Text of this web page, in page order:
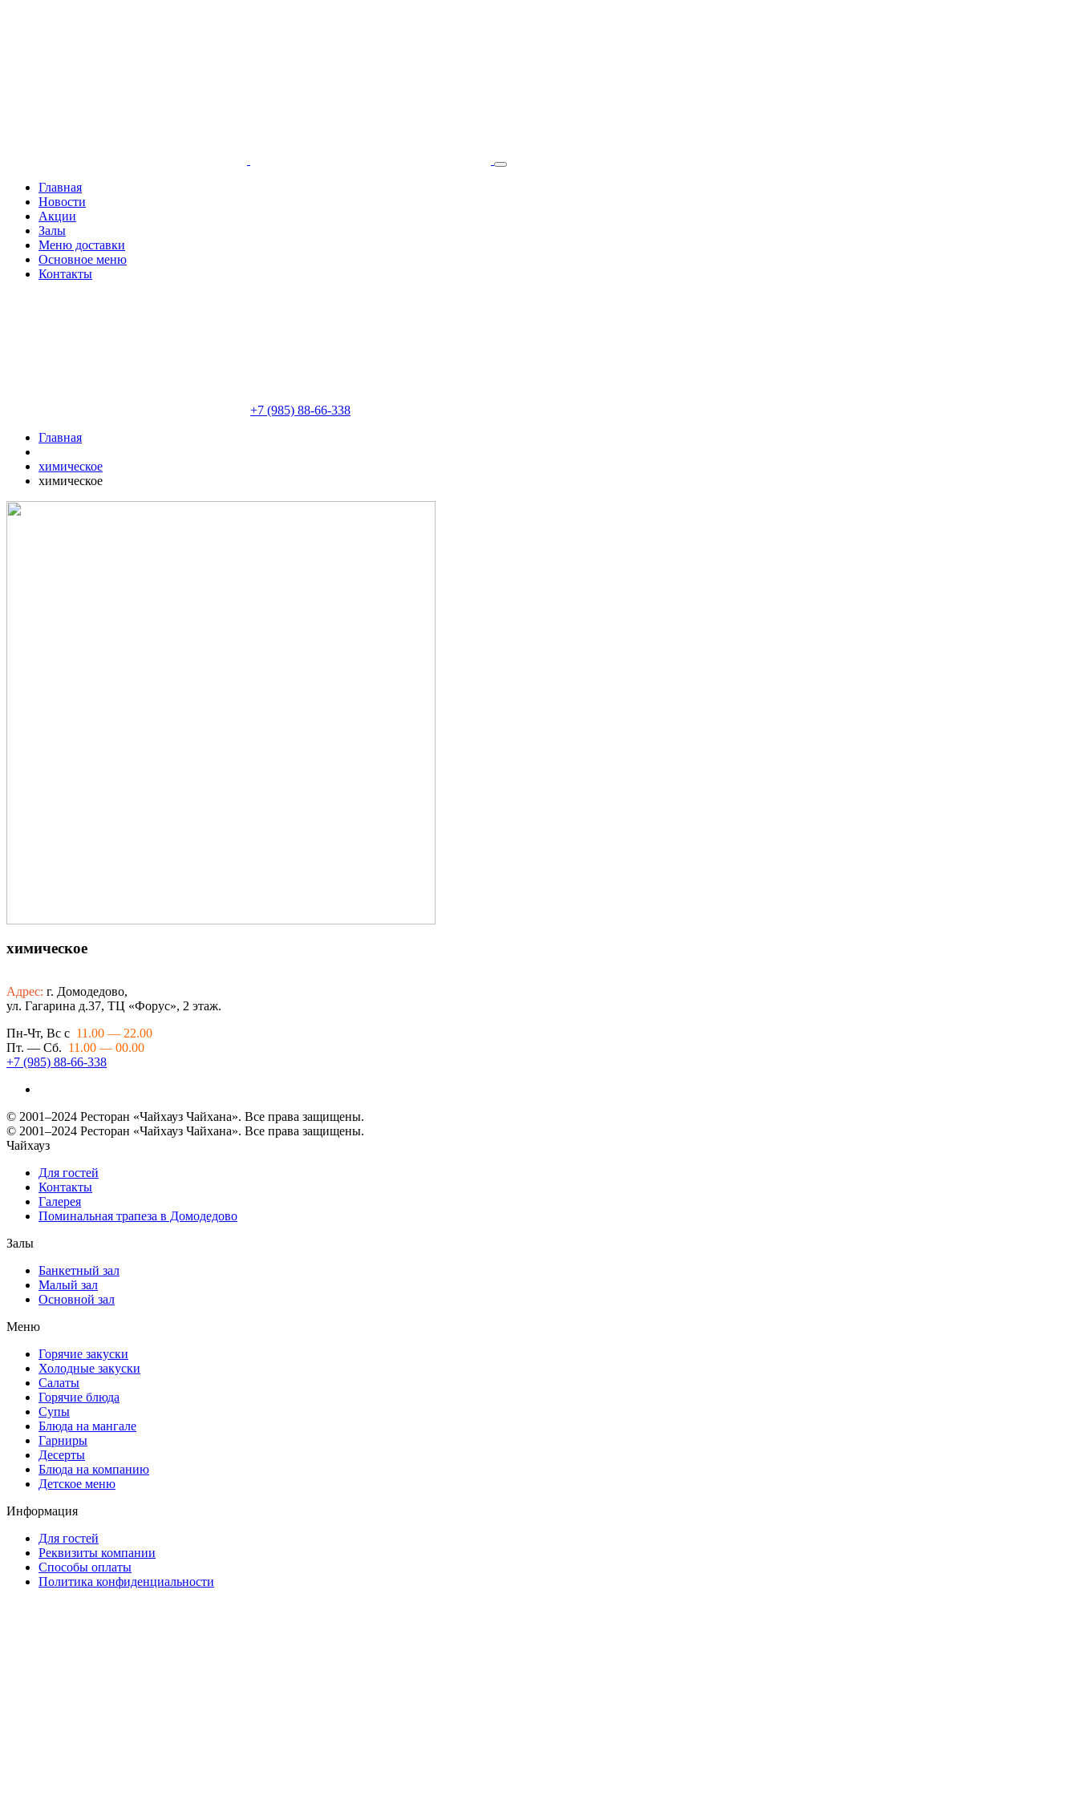
Главная
Новости
Акции
Залы
Меню доставки
Основное меню
Контакты
+7 (985) 88-66-338
Главная
химическое
химическое
химическое
Адрес: г. Домодедово,
ул. Гагарина д.37, ТЦ «Форус», 2 этаж.
Пн-Чт, Вс с 11.00 — 22.00
Пт. — Сб. 11.00 — 00.00
+7 (985) 88-66-338
© 2001–2024 Ресторан «Чайхауз Чайхана». Все права защищены.
© 2001–2024 Ресторан «Чайхауз Чайхана». Все права защищены.
Чайхауз
Для гостей
Контакты
Галерея
Поминальная трапеза в Домодедово
Залы
Банкетный зал
Малый зал
Основной зал
Меню
Горячие закуски
Холодные закуски
Салаты
Горячие блюда
Супы
Блюда на мангале
Гарниры
Десерты
Блюда на компанию
Детское меню
Информация
Для гостей
Реквизиты компании
Способы оплаты
Политика конфиденциальности